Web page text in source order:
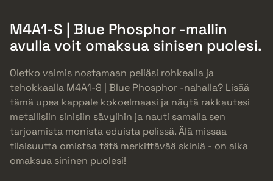
M4A1-S | Blue Phosphor -mallin
avulla voit omaksua sinisen puolesi.
Oletko valmis nostamaan peliäsi rohkealla ja
tehokkaalla M4A1-S | Blue Phosphor -nahalla? Lisää
tämä upea kappale kokoelmaasi ja näytä rakkautesi
metallisiin sinisiin sävyihin ja nauti samalla sen
tarjoamista monista eduista pelissä. Älä missaa
tilaisuutta omistaa tätä merkittävää skiniä - on aika
omaksua sininen puolesi!